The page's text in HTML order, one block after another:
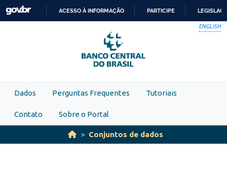
Skip to main content
PARA
O
CONTEÚDO
ACESSO À INFORMAÇÃO PARTICIPE
ENGLISH
Dados Perguntas Frequentes Tutoriais
Contato Sobre o Portal
Conjuntos de dados